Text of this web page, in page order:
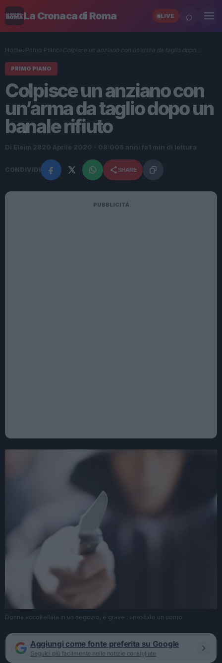
La Cronaca di Roma LIVE ⌕
Home› Primo Piano› Colpisce un anziano con un’arma da taglio dopo…
PRIMO PIANO
Colpisce un anziano con
un’arma da taglio dopo un
banale rifiuto
Di Eleim 2820 Aprile 2020 - 08:006 anni fa 1 min di lettura
CONDIVIDI SHARE
PUBBLICITÀ
Donna accoltellata in un negozio, è grave : arrestato un uomo
Aggiungi come fonte preferita su Google
Seguici più facilmente nelle notizie consigliate